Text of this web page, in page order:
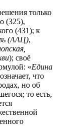
только
(325),
(431); к
(ААЦ),
); своё
«Едина
что
но об
то есть,